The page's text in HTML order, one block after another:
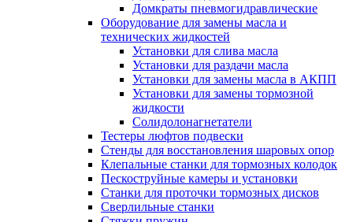
Домкраты пневмогидравлические
Оборудование для замены масла и
технических жидкостей
Установки для слива масла
Установки для раздачи масла
Установки для замены масла в АКПП
Установки для замены тормозной
жидкости
Солидолонагнетатели
Тестеры люфтов подвески
Стенды для восстановления шаровых опор
Клепальные станки для тормозных колодок
Пескоструйные камеры и установки
Станки для проточки тормозных дисков
Сверлильные станки